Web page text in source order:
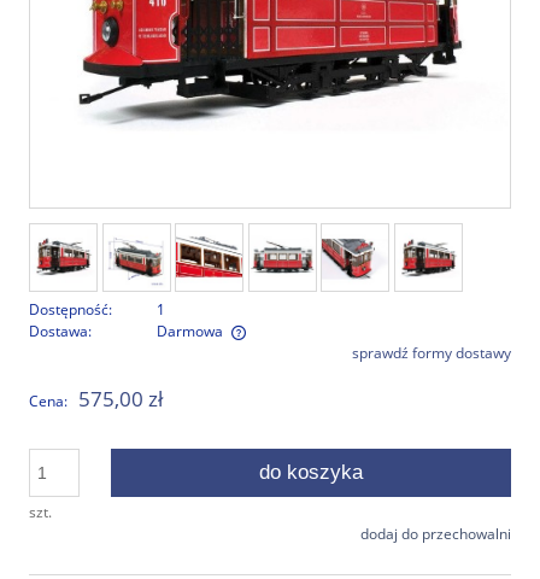
Dostępność:
1
Dostawa:
Darmowa
Cena nie zawiera ewentualnych kosztów płatnościsprawdź formy dostawy
Cena: 575,00 zł
szt.
do koszyka
dodaj do przechowalni